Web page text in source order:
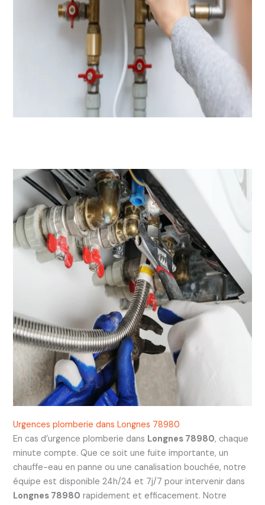
Urgences plomberie dans Longnes 78980
En cas d’urgence plomberie dans Longnes 78980, chaque
minute compte. Que ce soit une fuite importante, un
chauffe-eau en panne ou une canalisation bouchée, notre
équipe est disponible 24h/24 et 7j/7 pour intervenir dans
Longnes 78980 rapidement et efficacement. Notre